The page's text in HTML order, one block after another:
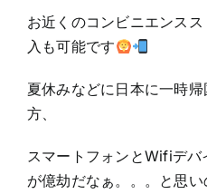
お近くのコンビニエンス
入も可能です
夏休みなどに日本に一時
方、
スマートフォンとWifiデ
が億劫だなぁ。。。と思い